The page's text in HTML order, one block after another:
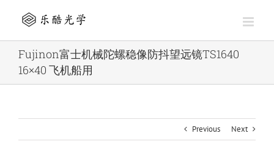
Fujinon富士机械陀螺稳像防抖望远镜TS1640
16×40 飞机船用
Previous Next